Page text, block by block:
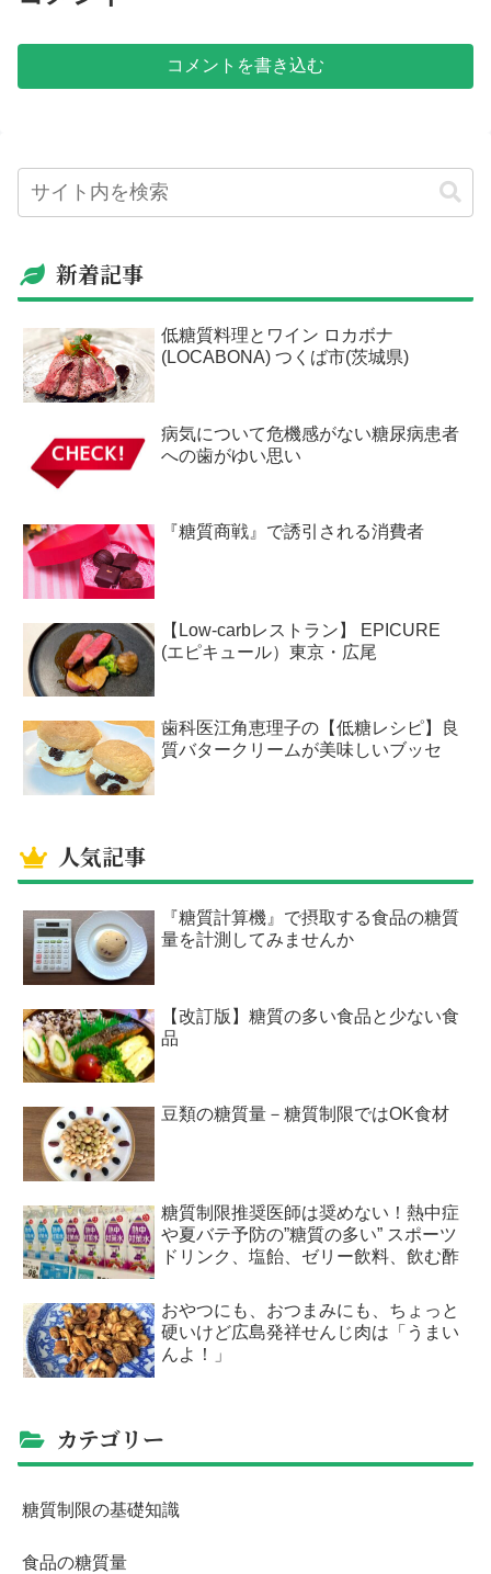
コメントを書き込む
新着記事
低糖質料理とワイン ロカボナ
(LOCABONA) つくば市(茨城県)
病気について危機感がない糖尿病患者
への歯がゆい思い
『糖質商戦』で誘引される消費者
【Low-carbレストラン】 EPICURE
(エピキュール）東京・広尾
歯科医江角恵理子の【低糖レシピ】良
質バタークリームが美味しいブッセ
人気記事
『糖質計算機』で摂取する食品の糖質
量を計測してみませんか
【改訂版】糖質の多い食品と少ない食
品
豆類の糖質量－糖質制限ではOK食材
糖質制限推奨医師は奨めない！熱中症
や夏バテ予防の”糖質の多い” スポーツ
ドリンク、塩飴、ゼリー飲料、飲む酢
おやつにも、おつまみにも、ちょっと
硬いけど広島発祥せんじ肉は「うまい
んよ！」
カテゴリー
糖質制限の基礎知識
食品の糖質量